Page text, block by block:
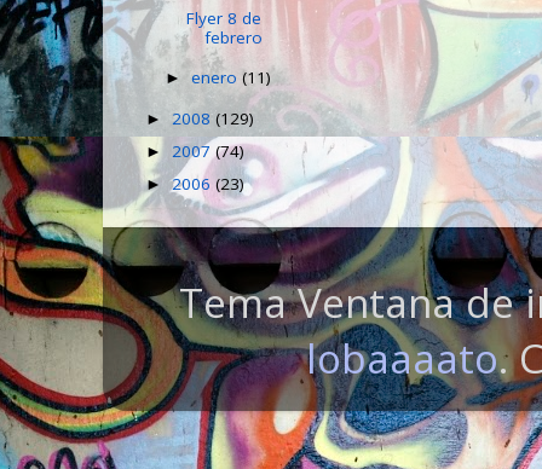
Flyer 8 de
febrero
►enero(11)
► 2008(129)
► 2007 (74)
►2006 (23)
Tema Ventana de
lobaaaato.